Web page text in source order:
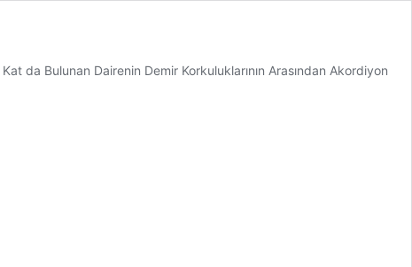
da Bulunan Dairenin Demir Korkuluklarının Arasından Akordiyon